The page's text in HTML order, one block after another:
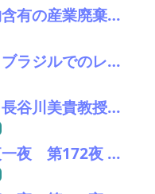
米国、重要鉱物含有の産業廃棄物の輸出を制限へ トランプ氏が署名、国家防衛で物資確保
韓国ポスコ系、ブラジルでのレアアース開発に参画 豪企業と覚書、7年間の供給契約
青山学院大学・長谷川美貴教授に聞く希土類錯体が拓く光材料の未来（前編）
レアメタル千夜一夜 第172夜 AI革命のつるはしを握る国はどこか――都市鉱山がひっくり返す「見えない資源戦争」